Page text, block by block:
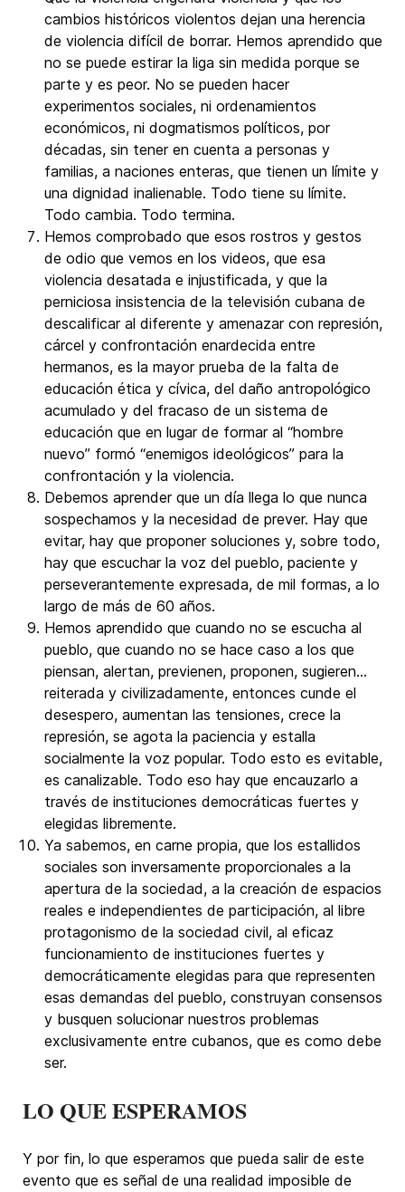
cambios históricos violentos dejan una herencia
de violencia difícil de borrar. Hemos aprendido que
no se puede estirar la liga sin medida porque se
parte y es peor. No se pueden hacer
experimentos sociales, ni ordenamientos
económicos, ni dogmatismos políticos, por
décadas, sin tener en cuenta a personas y
familias, a naciones enteras, que tienen un límite y
una dignidad inalienable. Todo tiene su límite.
Todo cambia. Todo termina.
Hemos comprobado que esos rostros y gestos
de odio que vemos en los videos, que esa
violencia desatada e injustificada, y que la
perniciosa insistencia de la televisión cubana de
descalificar al diferente y amenazar con represión,
cárcel y confrontación enardecida entre
hermanos, es la mayor prueba de la falta de
educación ética y cívica, del daño antropológico
acumulado y del fracaso de un sistema de
educación que en lugar de formar al “hombre
nuevo” formó “enemigos ideológicos” para la
confrontación y la violencia.
Debemos aprender que un día llega lo que nunca
sospechamos y la necesidad de prever. Hay que
evitar, hay que proponer soluciones y, sobre todo,
hay que escuchar la voz del pueblo, paciente y
perseverantemente expresada, de mil formas, a lo
largo de más de 60 años.
Hemos aprendido que cuando no se escucha al
pueblo, que cuando no se hace caso a los que
piensan, alertan, previenen, proponen, sugieren…
reiterada y civilizadamente, entonces cunde el
desespero, aumentan las tensiones, crece la
represión, se agota la paciencia y estalla
socialmente la voz popular. Todo esto es evitable,
es canalizable. Todo eso hay que encauzarlo a
través de instituciones democráticas fuertes y
elegidas libremente.
Ya sabemos, en carne propia, que los estallidos
sociales son inversamente proporcionales a la
apertura de la sociedad, a la creación de espacios
reales e independientes de participación, al libre
protagonismo de la sociedad civil, al eficaz
funcionamiento de instituciones fuertes y
democráticamente elegidas para que representen
esas demandas del pueblo, construyan consensos
y busquen solucionar nuestros problemas
exclusivamente entre cubanos, que es como debe
ser.
LO QUE ESPERAMOS
Y por fin, lo que esperamos que pueda salir de este
evento que es señal de una realidad imposible de